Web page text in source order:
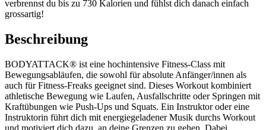
verbrennst du bis zu 730 Kalorien und fühlst dich danach einfach
grossartig!
Beschreibung
BODYATTACK® ist eine hochintensive Fitness-Class mit
Bewegungsabläufen, die sowohl für absolute Anfänger/innen als
auch für Fitness-Freaks geeignet sind. Dieses Workout kombiniert
athletische Bewegung wie Laufen, Ausfallschritte oder Springen mit
Kraftübungen wie Push-Ups und Squats. Ein Instruktor oder eine
Instruktorin führt dich mit energiegeladener Musik durchs Workout
und motiviert dich dazu, an deine Grenzen zu gehen. Dabei